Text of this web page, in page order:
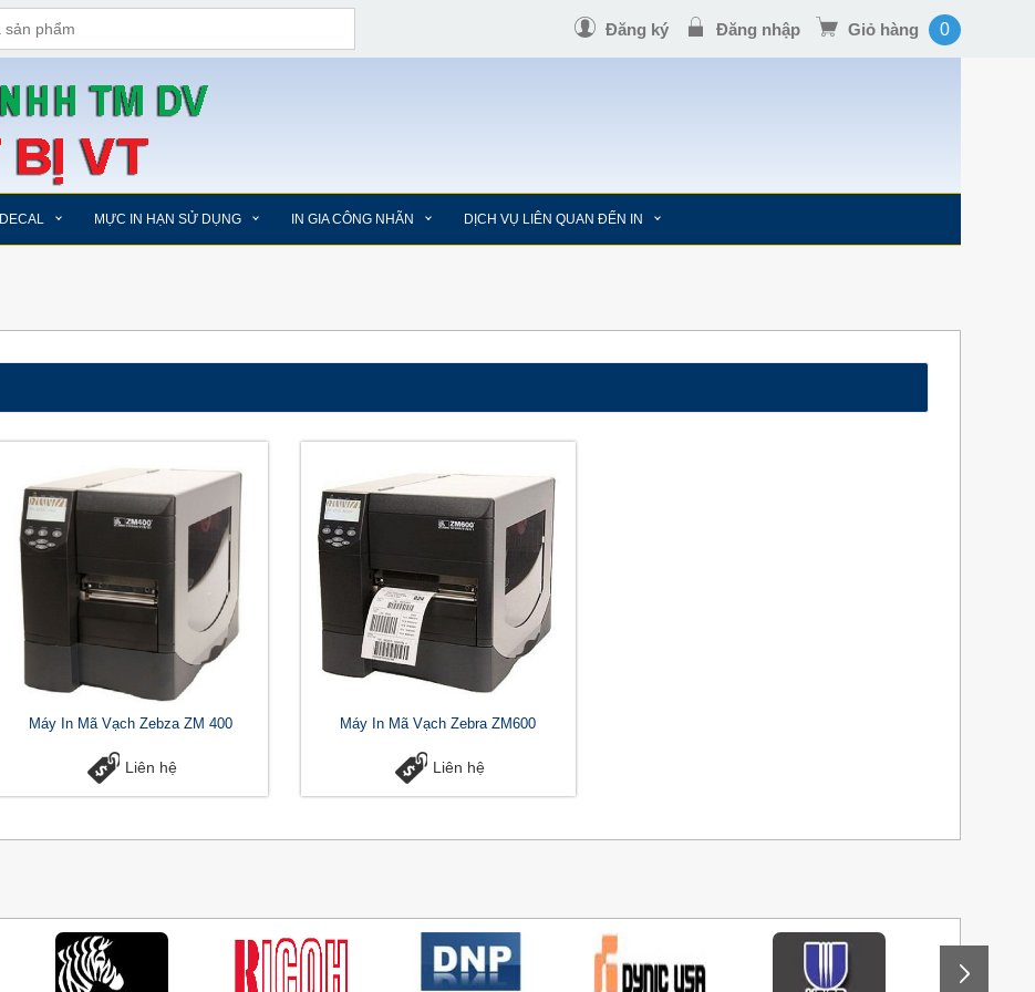
Đăng ký Đăng nhập Giỏ hàng 0
DECAL MỰC IN HẠN SỬ DỤNG IN GIA CÔNG NHÃN DỊCH VỤ LIÊN QUAN ĐẾN IN
Máy In Mã Vạch Zebza ZM 400
Liên hệ
Máy In Mã Vạch Zebra ZM600
Liên hệ